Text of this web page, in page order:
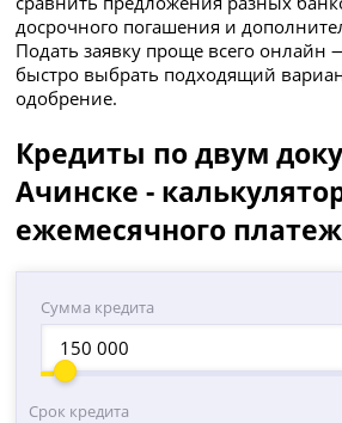
досрочного погашения и
Подать заявку проще всего онлайн
быстро выбрать подходящий
одобрение.
Кредиты по двум
Ачинске -
ежемесячного
Сумма кредита
Срок кредита